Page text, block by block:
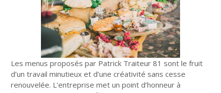
Les menus proposés par Patrick Traiteur 81 sont le fruit
d’un travail minutieux et d’une créativité sans cesse
renouvelée. L’entreprise met un point d’honneur à